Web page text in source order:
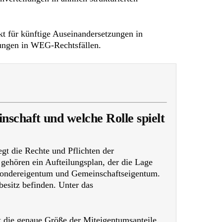
für künftige Auseinandersetzungen in
in WEG-Rechtsfällen.
und welche Rolle spielt
die Rechte und Pflichten der
ein Aufteilungsplan, der die Lage
und Gemeinschaftseigentum.
befinden. Unter das